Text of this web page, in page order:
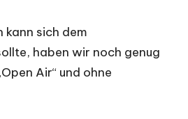
kann sich dem
haben wir noch genug
Air“ und ohne